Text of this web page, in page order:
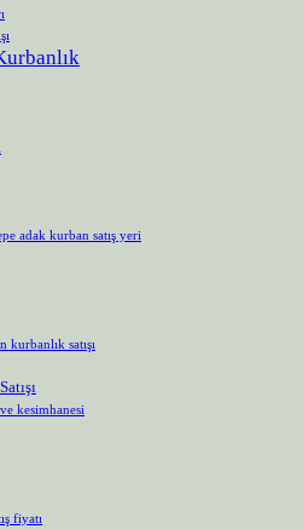
adak kurban satış yeri
satışı
kesimhanesi
fiyatı